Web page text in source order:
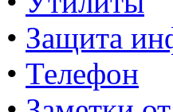
• Защита
• Телефон